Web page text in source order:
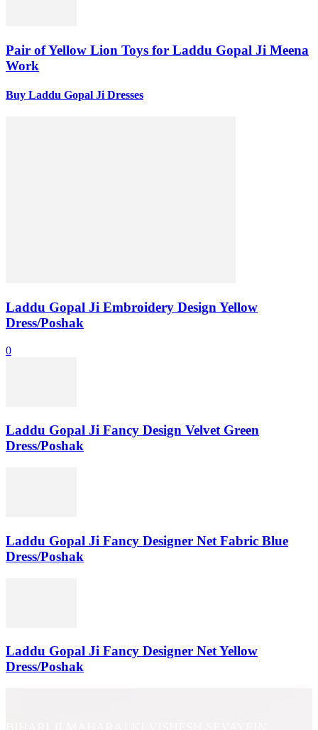
Pair of Yellow Lion Toys for Laddu Gopal Ji Meena
Work
Buy Laddu Gopal Ji Dresses
Laddu Gopal Ji Embroidery Design Yellow
Dress/Poshak
0
Laddu Gopal Ji Fancy Design Velvet Green
Dress/Poshak
Laddu Gopal Ji Fancy Designer Net Fabric Blue
Dress/Poshak
Laddu Gopal Ji Fancy Designer Net Yellow
Dress/Poshak